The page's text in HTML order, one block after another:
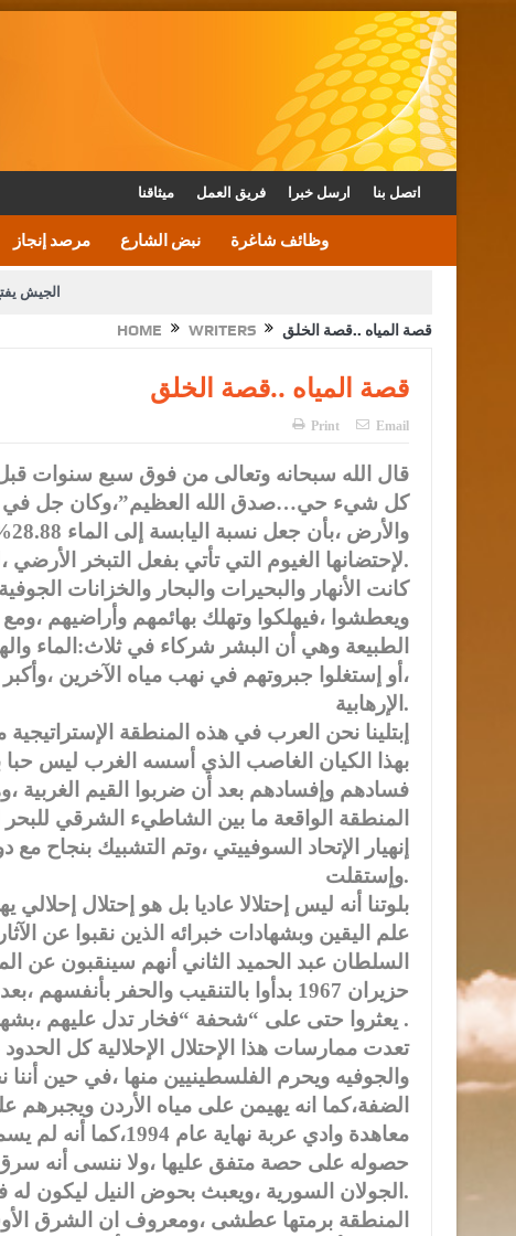
ميثاقنا فريق العمل ارسل خبرا اتصل بنا
مرصد إنجاز نبض الشارع وظائف شاغرة
الجيش
الأمن يتلف 16 مليون حبة كبتاجون و1480 كغم مواد مخدرة
القاضي يلتقي رؤساء تحرير الصحف
الملك يتلقى اتصالا هاتفيا من العاهل البحريني
HOME WRITERS قصة المياه ..قصة الخلق
قصة المياه ..قصة الخلق
Print Email
قال الله سبحانه وتعالى من فوق سبع سنوات قبل
كل شيء حي…صدق الله العظيم”،وكان جل في
لإحتضانها الغيوم التي تأتي بفعل التبخر الأرضي ،لتعوض نقص المياه ولتمنح الأرض حياة متجددة.
كانت الأنهار والبحيرات والبحار والخزانات
ويعطشوا ،فيهلكوا وتهلك بهائمهم وأراضيهم
الطبيعة وهي أن البشر شركاء في ثلاث:الماء
،أو إستغلوا جبروتهم في نهب مياه الآخرين
الإرهابية.
إبتلينا نحن العرب في هذه المنطقة
بهذا الكيان الغاصب الذي أسسه الغرب ليس حبا
فسادهم وإفسادهم بعد أن ضربوا القيم الغربية
المنطقة الواقعة ما بين الشاطيء الشرقي
إنهيار الإتحاد السوفييتي ،وتم التشبيك بنجاح
وإستقلت.
بلوتنا أنه ليس إحتلالا عاديا بل هو إحتلال
علم اليقين وبشهادات خبرائه الذين نقبوا عن
السلطان عبد الحميد الثاني أنهم سينقبون عن
حزيران 1967 بدأوا بالتنقيب والحفر
يعثروا حتى على “شحفة “فخار تدل عليهم ،بشهادات كبار خبرائهم الذين أدلوا بها مكتوبة ومحكمة .
تعدت ممارسات هذا الإحتلال الإحلالية كل
والجوفيه ويحرم الفلسطينيين منها ،في حين
الضفة،كما انه يهيمن على مياه الأردن ويجبرهم
معاهدة وادي عربة
حصوله على حصة متفق عليها ،ولا ننسى أنه سرق
الجولان السورية ،ويعبث بحوض النيل ليكون له في نهاية المطاف حصة من هذا النهر العظيم.
المنطقة برمتها عطشى ،ومعروف ان الشرق